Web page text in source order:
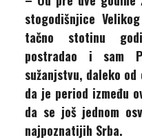
stogodišnjice
tačno stotinu
postradao i sam
sužanjstvu, daleko
da je period između
da se još jednom
najpoznatijih Srba.